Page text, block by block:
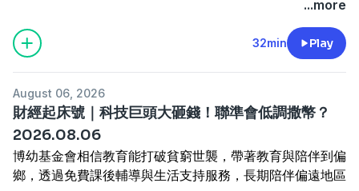
▍APP下載
• APP Store：
• Google Play：https://news98.page.link/play
▍YouTube頻道：
▍Podcast：
https://news98radio.wixsite.com/news98podcast
-----
▍九八新聞台@大台北地區 FM98.1
▍官網：http://www.news98.com.tw
▍粉絲團： https://www.facebook.com/News98
▍線上收聽： https://pse.is/R5W29
▍APP下載
• APP Store：https://news98.page.link/apps
• Google Play：https://news98.page.link/play
【98有聲書房】開張，訂閱收藏News98精選有聲書：
https://apple.co/44KcuRo
主持人：楊渡
主題：當日本兵到達三貂嶺
節目時間：週四 10:00​​​​​​am-11:00am
本集播出日期：2026.08.06
台新臺灣 IC 設計（基金之配息來源可能為收益平準金），
精選台灣 IC 設計優質企業，一次布局產業龍頭。掌握 AI 半
導體成長契機，讓投資更有效率！
明書。台新投信行銷資訊
—— 以上為 KKBOX 與 Firstory Podcast 廣告 ——
「期待有一天，教育能終止貧窮世襲，弭平城鄉及貧富差
距，讓每個孩子都有選擇未來的能力。」
捐款連結▶️
—— 以上為 FMTaiwan 與 Firstory Podcast 廣告 ——
台新臺灣 IC 設計（基金之配息來源可能為收益平準金），
...more
32min Play
August 06, 2026
財經起床號｜科技巨頭大砸錢！聯準會低調撒幣？
2026.08.06
博幼基金會相信教育能打破貧窮世襲，帶著教育與陪伴到偏
鄉，透過免費課後輔導與生活支持服務，長期陪伴偏遠地區